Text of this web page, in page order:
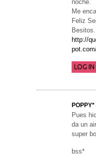
noche.
Me
Feliz
Besitos.
http://
LOG
POPPY*
Pues
da un
super
bss*